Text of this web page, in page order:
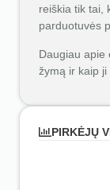
reiškia tik tai,
parduotuvės
Daugiau apie
žymą ir kaip
PIRKĖJŲ